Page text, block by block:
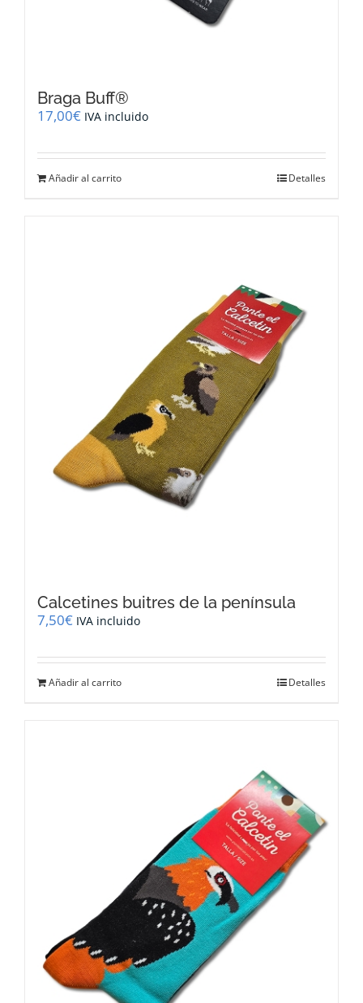
Braga Buff®
17,00€ IVA incluido
Añadir al carrito Detalles
Calcetines buitres de la península
7,50€ IVA incluido
Añadir al carrito Detalles